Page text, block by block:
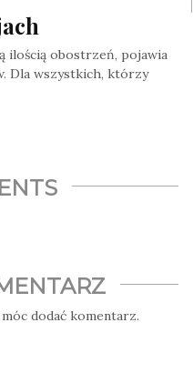
ilością obostrzeń, pojawia
Dla wszystkich, którzy
móc dodać komentarz.